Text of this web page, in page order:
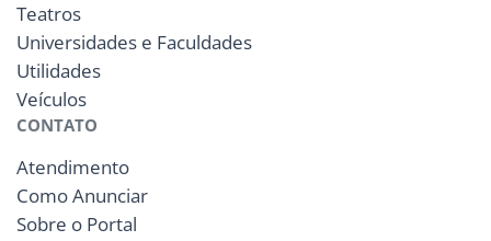
Teatros
Universidades e Faculdades
Utilidades
Veículos
CONTATO
Atendimento
Como Anunciar
Sobre o Portal